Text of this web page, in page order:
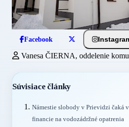
Facebook
Vanesa ČIERNA, oddelenie
Súvisiace články
Námestie slobody v Prievidzi čaká
financie na vodozádržné opatrenia